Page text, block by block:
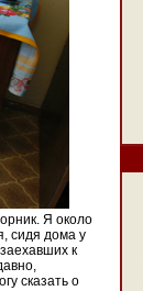
Я около
сидя дома у
к
сказать о